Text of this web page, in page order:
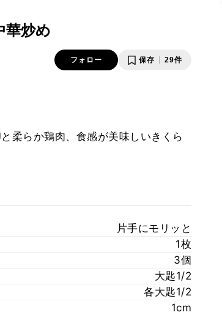
華炒め
フォロー 保存 29件
柔らか鶏肉、食感が美味しいきくら
片手にモリッと
1枚
3個
大匙1/2
各大匙1/2
1cm